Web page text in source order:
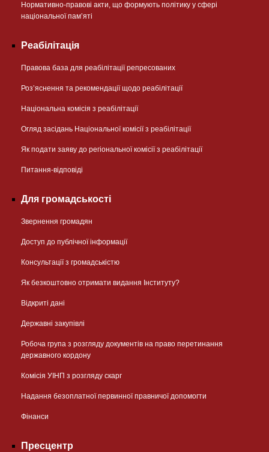
Нормативно-правові акти, що формують політику у сфері
національної памʼяті
Реабілітація
Правова база для реабілітації репресованих
Розʼяснення та рекомендації щодо реабілітації
Національна комісія з реабілітації
Огляд засідань Національної комісії з реабілітації
Як подати заяву до регіональної комісії з реабілітації
Питання-відповіді
Для громадськості
Звернення громадян
Доступ до публічної інформації
Консультації з громадськістю
Як безкоштовно отримати видання Інституту?
Відкриті дані
Державні закупівлі
Робоча група з розгляду документів на право перетинання
державного кордону
Комісія УІНП з розгляду скарг
Надання безоплатної первинної правничої допомогти
Фінанси
Пресцентр